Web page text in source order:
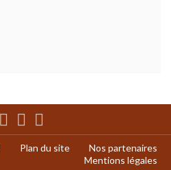
Plan du site
Nos partenaires
Mentions légales